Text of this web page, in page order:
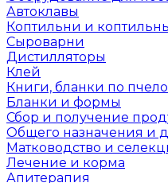
Автоклавы
Коптильни и
Сыроварни
Дистилляторы
Клей
Книги, бланки по
Бланки и формы
Сбор и получение
Общего назначения и
Матководство и
Лечение и корма
Апитерапия